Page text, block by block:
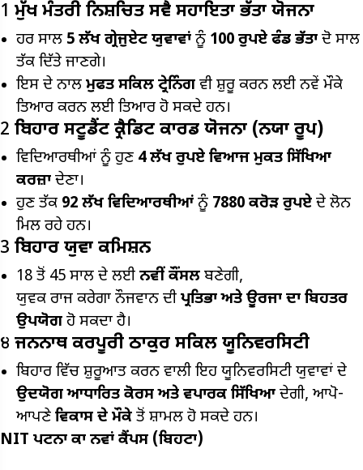
1 ਮੁੱਖ ਮੰਤਰੀ ਨਿਸ਼ਚਿਤ ਸਵੈ ਸਹਾਇਤਾ ਭੱਤਾ ਯੋਜਨਾ
ਹਰ ਸਾਲ 5 ਲੱਖ ਗ੍ਰੇਜੁਏਟ ਯੁਵਾਵਾਂ ਨੂੰ 100 ਰੁਪਏ ਫੰਡ ਭੱਤਾ ਦੋ ਸਾਲ
ਤੱਕ ਦਿੱਤੇ ਜਾਣਗੇ।
ਇਸ ਦੇ ਨਾਲ ਮੁਫਤ ਸਕਿਲ ਟ੍ਰੇਨਿੰਗ ਵੀ ਸ਼ੁਰੂ ਕਰਨ ਲਈ ਨਵੇਂ ਮੌਕੇ
ਤਿਆਰ ਕਰਨ ਲਈ ਤਿਆਰ ਹੋ ਸਕਦੇ ਹਨ।
2 ਬਿਹਾਰ ਸਟੂਡੈਂਟ ਕ੍ਰੈਡਿਟ ਕਾਰਡ ਯੋਜਨਾ (ਨਯਾ ਰੂਪ)
ਵਿਦਿਆਰਥੀਆਂ ਨੂੰ ਹੁਣ ₹4ਲੱਖ ਰੁਪਏ ਵਿਆਜ ਮੁਕਤ ਸਿੱਖਿਆ
ਕਰਜ਼ਾ ਦੇਣਾ।
ਹੁਣ ਤੱਕ 92 ਲੱਖ ਵਿਦਿਆਰਥੀਆਂ ਨੂੰ ₹7880 ਕਰੋੜ ਰੁਪਏ ਦੇ ਲੋਨ
ਮਿਲ ਰਹੇ ਹਨ।
3 ਬਿਹਾਰ ਯੁਵਾ ਕਮਿਸ਼ਨ
18 ਤੋਂ 45 ਸਾਲ ਦੇ ਲਈ ਨਵੀਂ ਕੌਂਸਲ ਬਣੇਗੀ,
ਯੁਵਕ ਰਾਜ ਕਰੇਗਾ ਨੌਜਵਾਨ ਦੀ ਪ੍ਰਤਿਭਾ ਅਤੇ ਊਰਜਾ ਦਾ ਬਿਹਤਰ
ਉਪਯੋਗ ਹੋ ਸਕਦਾ ਹੈ।
੪ ਜਨਨਾਥ ਕਰਪੂਰੀ ਠਾਕੁਰ ਸਕਿਲ ਯੂਨਿਵਰਸਿਟੀ
ਬਿਹਾਰ ਵਿੱਚ ਸ਼ੁਰੂਆਤ ਕਰਨ ਵਾਲੀ ਇਹ ਯੂਨਿਵਰਸਿਟੀ ਯੁਵਾਵਾਂ ਦੇ
ਉਦਯੋਗ ਆਧਾਰਿਤ ਕੋਰਸ ਅਤੇ ਵਪਾਰਕ ਸਿੱਖਿਆ ਦੇਗੀ, ਆਪੋ-
ਆਪਣੇ ਵਿਕਾਸ ਦੇ ਮੌਕੇ ਤੋਂ ਸ਼ਾਮਲ ਹੋ ਸਕਦੇ ਹਨ।
NIT ਪਟਨਾ ਕਾ ਨਵਾਂ ਕੈਂਪਸ (ਬਿਹਟਾ)